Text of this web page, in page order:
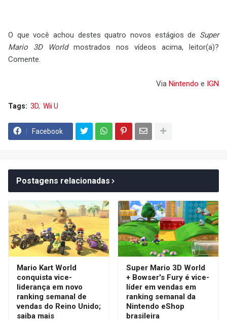
O que você achou destes quatro novos estágios de Super
Mario 3D Worldmostrados nos vídeos acima, leitor(a)?
Comente.
Via Nintendo e IGN
Tags: 3D Wii U
Facebook
Postagens relacionadas
Mario Kart World
conquista vice-
liderança em novo
ranking semanal de
vendas do Reino Unido;
saiba mais
Super Mario 3D World
+ Bowser's Fury é vice-
líder em vendas em
ranking semanal da
Nintendo eShop
brasileira